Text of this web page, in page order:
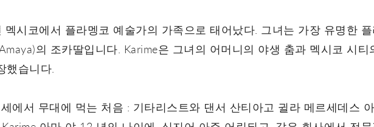
멕시코에서 플라멩코 예술가의 가족으로 태어났다. 그녀는 가장 유명한
의 조카딸입니다. Karime은 그녀의 어머니의 야생 춤과 멕시코 시티
했습니다.
에서 무대에 먹는 처음 : 기타리스트와 댄서 산티아고 귈라 메르세데스